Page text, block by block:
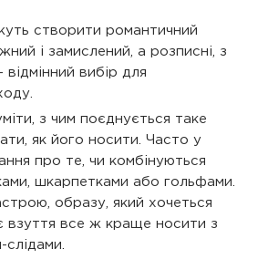
створити романтичний
і замислений, а розписні, з
вибір для
з чим поєднується таке
як його носити. Часто у
про те, чи комбінуються
шкарпетками або гольфами.
образу, який хочеться
взуття все ж краще носити з